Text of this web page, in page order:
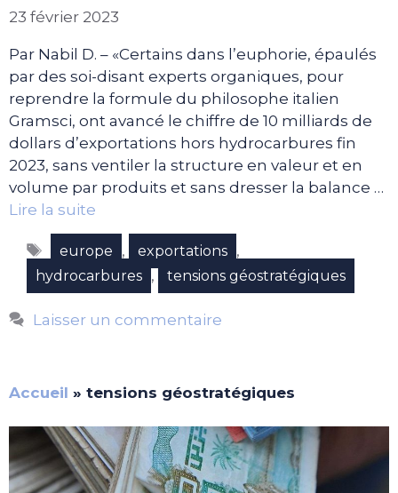
23 février 2023
Par Nabil D. – «Certains dans l’euphorie, épaulés
par des soi-disant experts organiques, pour
reprendre la formule du philosophe italien
Gramsci, ont avancé le chiffre de 10 milliards de
dollars d’exportations hors hydrocarbures fin
2023, sans ventiler la structure en valeur et en
volume par produits et sans dresser la balance …
Lire la suite
Étiquettes
europe , exportations ,
hydrocarbures , tensions géostratégiques
Laisser un commentaire
Accueil » tensions géostratégiques